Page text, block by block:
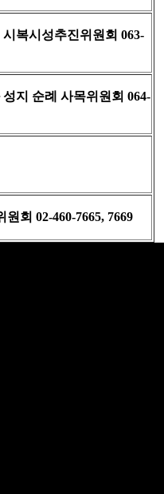
복시성추진위원회 063-
지 순례 사목위원회 064-
회 02-460-7665, 7669